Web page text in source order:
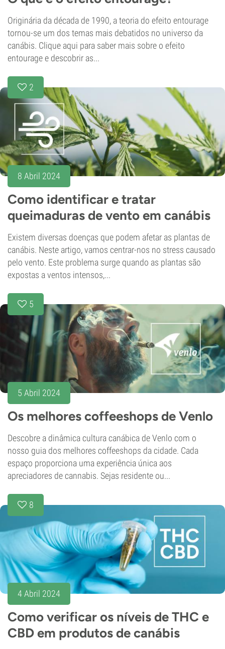
Originária da década de 1990, a teoria do efeito entourage
tornou-se um dos temas mais debatidos no universo da
canábis. Clique aqui para saber mais sobre o efeito
entourage e descobrir as...
2
8 Abril 2024
Como identificar e tratar
queimaduras de vento em canábis
Existem diversas doenças que podem afetar as plantas de
canábis. Neste artigo, vamos centrar-nos no stress causado
pelo vento. Este problema surge quando as plantas são
expostas a ventos intensos,...
5
5 Abril 2024
Os melhores coffeeshops de Venlo
Descobre a dinâmica cultura canábica de Venlo com o
nosso guia dos melhores coffeeshops da cidade. Cada
espaço proporciona uma experiência única aos
apreciadores de cannabis. Sejas residente ou...
8
4 Abril 2024
Como verificar os níveis de THC e
CBD em produtos de canábis